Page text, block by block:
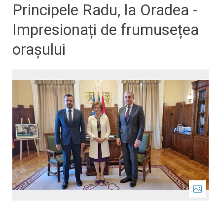
Principele Radu, la Oradea -
Impresionați de frumusețea
orașului